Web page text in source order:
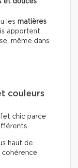
et douces
les matières
apportent
même dans
couleurs
chic parce
haut de
cohérence